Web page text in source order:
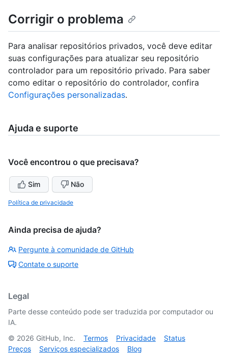
Corrigir o problema
Para analisar repositórios privados, você deve editar
suas configurações para atualizar seu repositório
controlador para um repositório privado. Para saber
como editar o repositório do controlador, confira
Configurações personalizadas.
Ajuda e suporte
Você encontrou o que precisava?
Sim Não
Política de privacidade
Ainda precisa de ajuda?
Pergunte à comunidade de GitHub
Contate o suporte
Legal
Parte desse conteúdo pode ser traduzida por computador ou
IA.
© 2026 GitHub, Inc. Termos Privacidade
Status
Preços
Serviços especializados Blog